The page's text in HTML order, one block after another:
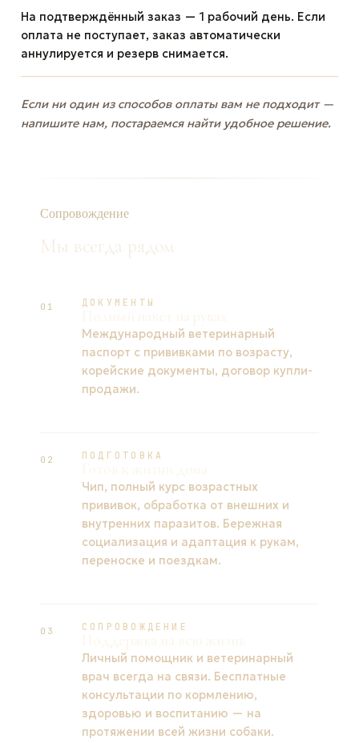
На подтверждённый заказ — 1 рабочий день. Если
оплата не поступает, заказ автоматически
аннулируется и резерв снимается.
Если ни один из способов оплаты вам не подходит —
напишите нам, постараемся найти удобное решение.
Сопровождение
Мы всегда рядом
01 ДОКУМЕНТЫ
Международный ветеринарный
паспорт с прививками по возрасту,
корейские документы, договор купли-
продажи.
02 ПОДГОТОВКА
Чип, полный курс возрастных
прививок, обработка от внешних и
внутренних паразитов. Бережная
социализация и адаптация к рукам,
переноске и поездкам.
03 СОПРОВОЖДЕНИЕ
Личный помощник и ветеринарный
врач всегда на связи. Бесплатные
консультации по кормлению,
здоровью и воспитанию — на
протяжении всей жизни собаки.